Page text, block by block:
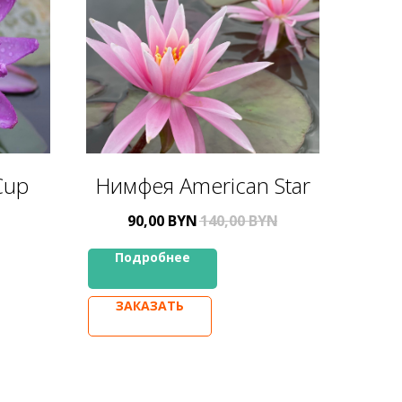
Нимфея American Star
90,00 BYN140,00BYN
Подробнее
ЗАКАЗАТЬ